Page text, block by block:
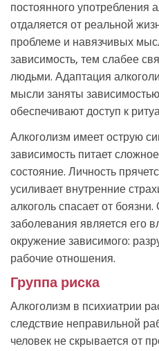
постоянного употребления
отдаляется от реальной
проблеме и навязчивых
зависимость, тем слабее
людьми. Адаптация
мысли заняты
обеспечивают доступ к
Алкоголизм имеет острую
зависимость питает
состояние. Личность
усиливает внутренние
алкоголь спасает от
заболевания является его
окружение зависимого:
рабочие отношения.
Группа риска
Алкоголизм в психиатрии
следствие неправильной
человек не скрывается от